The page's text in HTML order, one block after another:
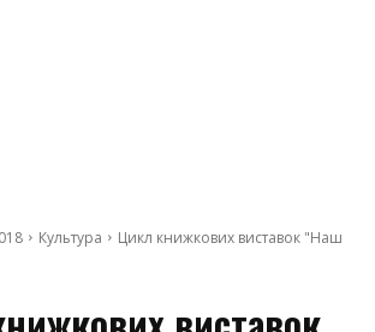
Культура
Цикл книжкових виставок "Наш